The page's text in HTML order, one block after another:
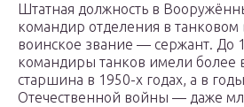
Штатная должность в
командир отделения в танковом
воинское звание — сержант. До
командиры танков имели более
старшина в 1950-х годах, а в
Отечественной войны — даже